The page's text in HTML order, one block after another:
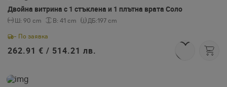
Двойна витрина с 1 стъклена и 1 плътна врата Соло
Ш: 90 cm В: 41 cm ДБ:197 cm
- По заявка
262.91 € / 514.21 лв.